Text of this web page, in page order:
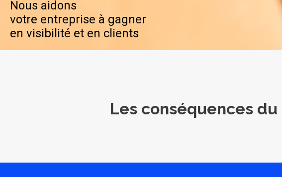
Nous aidons
votre entreprise à gagner
en visibilité et en clients
Les conséquences du